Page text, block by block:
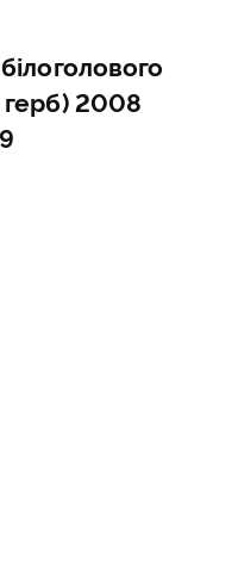
герб) 2008